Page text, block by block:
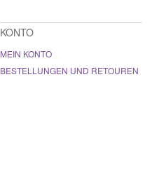
KONTO
MEIN KONTO
BESTELLUNGEN UND RETOUREN